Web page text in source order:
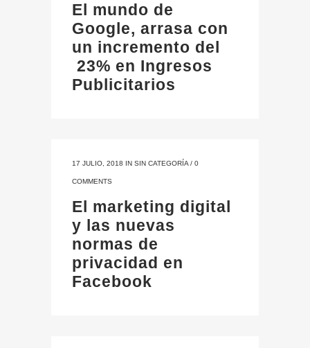
El mundo de
Google, arrasa con
un incremento del
23% en Ingresos
Publicitarios
17 JULIO, 2018 IN SIN CATEGORÍA / 0
COMMENTS
El marketing digital
y las nuevas
normas de
privacidad en
Facebook